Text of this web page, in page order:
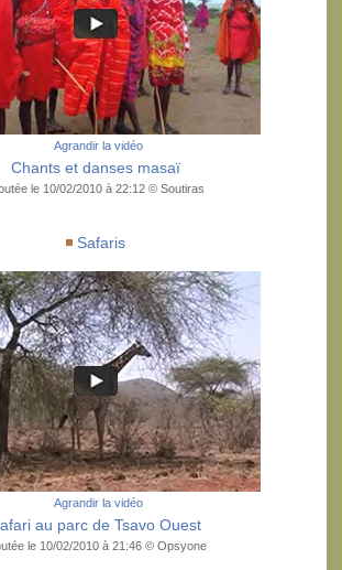
Agrandir la vidéo
Chants et danses masaï
le 10/02/2010 à 22:12 © Soutiras
Safaris
Agrandir la vidéo
au parc de Tsavo Ouest
le 10/02/2010 à 21:46 © Opsyone